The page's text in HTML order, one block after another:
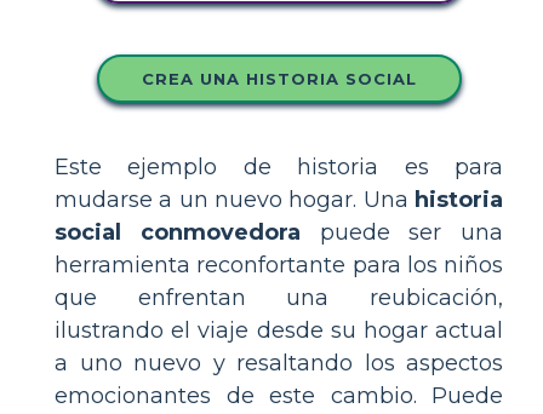
CREA UNA HISTORIA SOCIAL
Este ejemplo de historia es para
mudarse a un nuevo hogar. Una historia
social conmovedora puede ser una
herramienta reconfortante para los niños
que enfrentan una reubicación,
ilustrando el viaje desde su hogar actual
a uno nuevo y resaltando los aspectos
emocionantes de este cambio. Puede